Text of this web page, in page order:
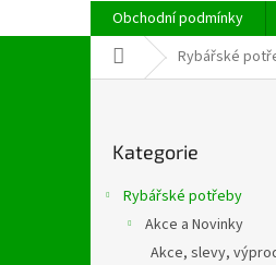
Obchodní podmínky
Domů Rybářské
kategorie
Kategorie
Rybářské potřeby
Akce a Novinky
Akce, slevy,